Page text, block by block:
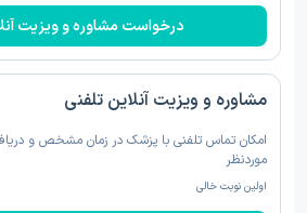
درخواست مشاوره و ویزیت
مشاوره و ویزیت آنلاین تلفنی
امکان تماس تلفنی با پزشک در زمان مشخص و
موردنظر
اولین نوبت خالی